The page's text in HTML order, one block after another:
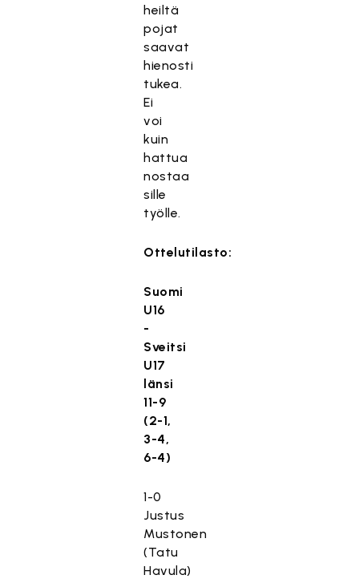
heiltä
pojat
saavat
hienosti
tukea.
Ei
voi
kuin
hattua
nostaa
sille
työlle.
Ottelutilasto:
Suomi
U16
-
Sveitsi
U17
länsi
11-9
(2-1,
3-4,
6-4)
1-0
Justus
Mustonen
(Tatu
Havula)